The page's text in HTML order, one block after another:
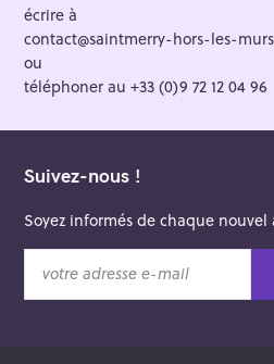
écrire à
contact@saintmerry-hors-les-
ou
téléphoner au +33 (0)9 72 12 04 96
Suivez-nous !
Soyez informés de chaque
t